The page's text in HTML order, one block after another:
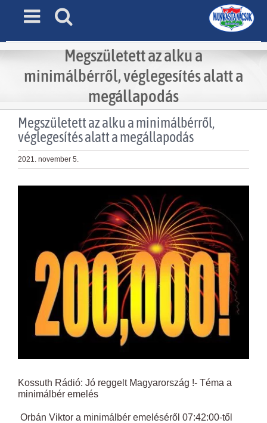
Megszületett az alku a
minimálbérről, véglegesítés alatt a
megállapodás
Megszületett az alku a minimálbérről,
véglegesítés alatt a megállapodás
2021. november 5.
Kossuth Rádió: Jó reggelt Magyarország !- Téma a
minimálbér emelés
Orbán Viktor a minimálbér emeléséről 07:42:00-től